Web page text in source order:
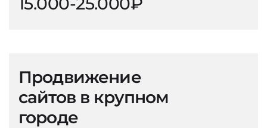
Продвижение
сайтов в крупном
городе